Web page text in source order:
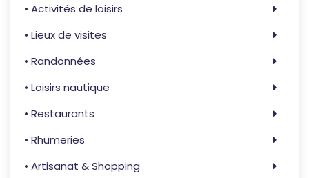
• Activités de loisirs
• Lieux de visites
• Randonnées
• Loisirs nautique
• Restaurants
• Rhumeries
• Artisanat & Shopping